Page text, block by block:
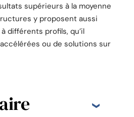
supérieurs à la moyenne
y proposent aussi
différents profils, qu’il
ou de solutions sur